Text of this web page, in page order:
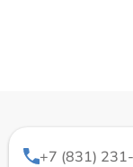
+7 (831)